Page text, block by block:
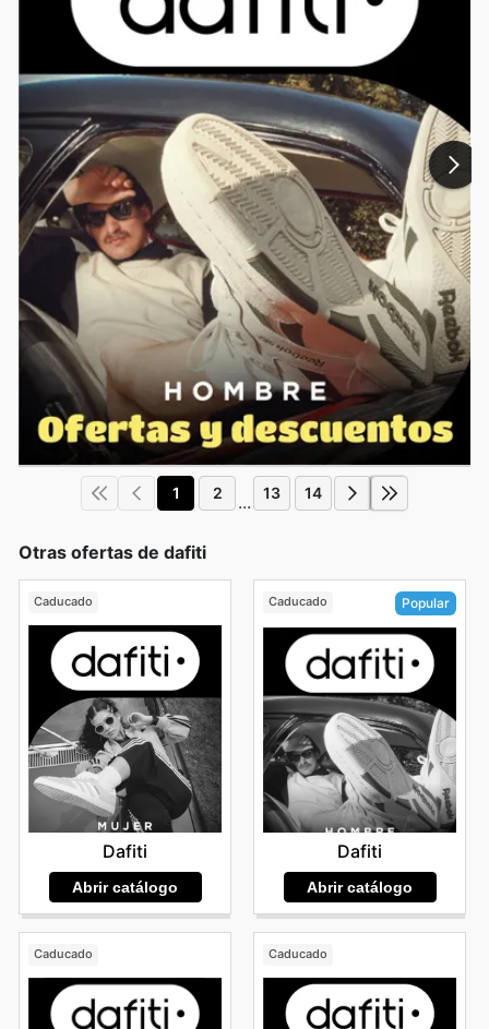
1 2 ... 13 14
Otras ofertas de dafiti
Caducado
Dafiti
Abrir catálogo
Caducado Popular
Dafiti
Abrir catálogo
Caducado Caducado